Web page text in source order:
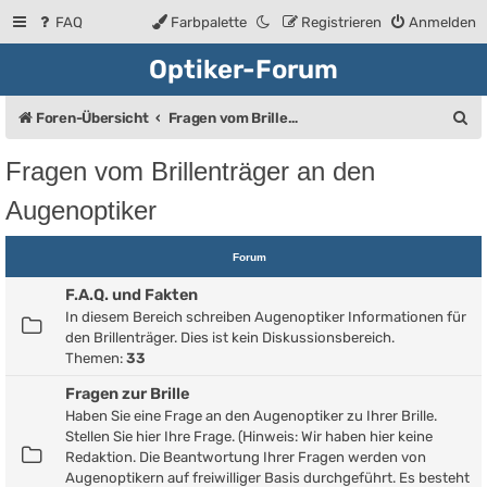
FAQ Anmelden
Registrieren
Farbpalette
Optiker-Forum
Foren-Übersicht Fragen vom Brillenträger an den Augenoptiker
Fragen vom Brillenträger an den
Augenoptiker
Forum
F.A.Q. und Fakten
In diesem Bereich schreiben Augenoptiker Informationen für
den Brillenträger. Dies ist kein Diskussionsbereich.
Themen: 33
Fragen zur Brille
Haben Sie eine Frage an den Augenoptiker zu Ihrer Brille.
Stellen Sie hier Ihre Frage. (Hinweis: Wir haben hier keine
Redaktion. Die Beantwortung Ihrer Fragen werden von
Augenoptikern auf freiwilliger Basis durchgeführt. Es besteht